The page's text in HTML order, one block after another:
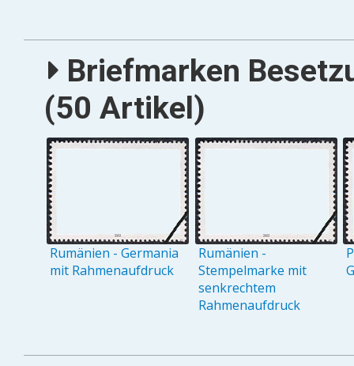
Briefmarken
(50 Artikel)
Rumänien - Germania
mit Rahmenaufdruck
Rumänien -
Stempelmarke mit
senkrechtem
Rahmenaufdruck